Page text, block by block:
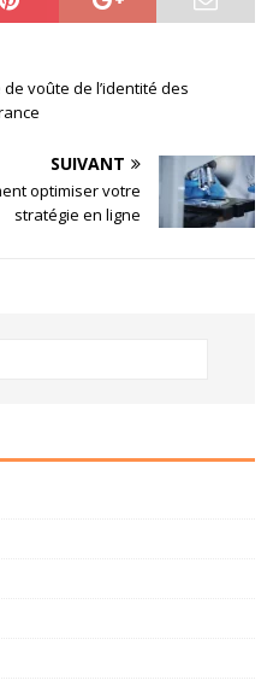
de voûte de l’identité des
SUIVANT
optimiser votre
stratégie en ligne